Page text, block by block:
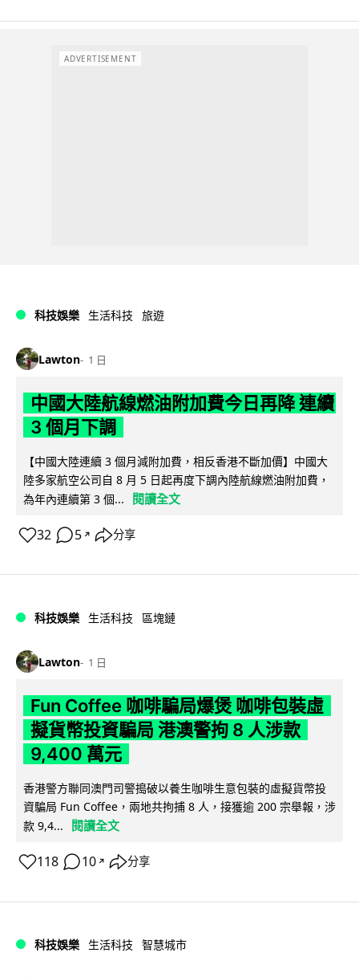
ADVERTISEMENT
科技娛樂 生活科技 旅遊
Lawton 1 日
中國大陸航線燃油附加費今日再降 連續
3 個月下調
【中國大陸連續 3 個月減附加費，相反香港不斷加價】中國大
陸多家航空公司自 8 月 5 日起再度下調內陸航線燃油附加費，
為年內連續第 3 個...
閱讀全文
32 5 ↗ 分享
科技娛樂 生活科技 區塊鏈
Lawton 1 日
Fun Coffee 咖啡騙局爆煲 咖啡包裝虛
擬貨幣投資騙局 港澳警拘 8 人涉款
9,400 萬元
香港警方聯同澳門司警搗破以養生咖啡生意包裝的虛擬貨幣投
資騙局 Fun Coffee，兩地共拘捕 8 人，接獲逾 200 宗舉報，涉
款 9,4...
閱讀全文
118 10 ↗ 分享
科技娛樂 生活科技 智慧城市